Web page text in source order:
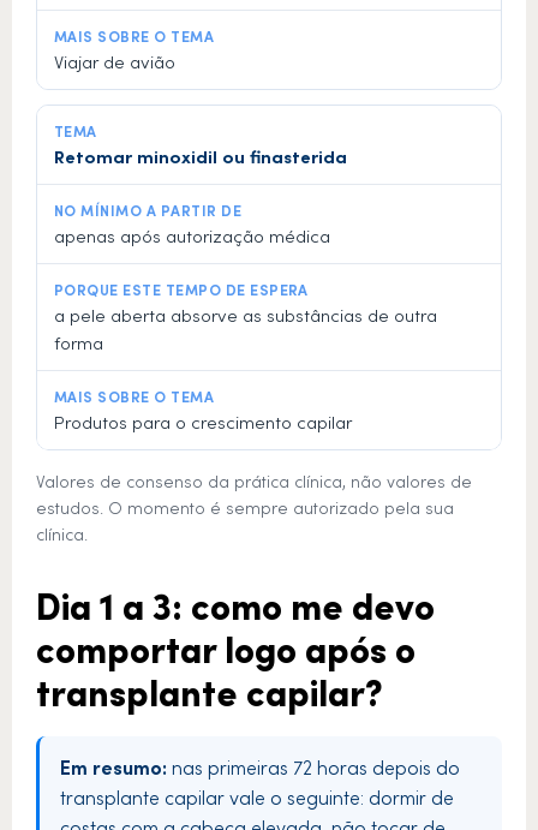
Viajar de avião
Retomar minoxidil ou finasterida
apenas após autorização médica
a pele aberta absorve as substâncias de outra
forma
Produtos para o crescimento capilar
Valores de consenso da prática clínica, não valores de
estudos. O momento é sempre autorizado pela sua
clínica.
Dia 1 a 3: como me devo
comportar logo após o
transplante capilar?
Em resumo: nas primeiras 72 horas depois do
transplante capilar vale o seguinte: dormir de